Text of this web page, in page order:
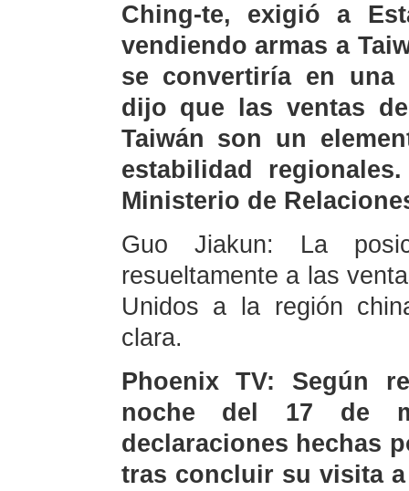
Ching-te, exigió a
vendiendo armas a
se convertiría en una
dijo que las ventas
Taiwán son un
estabilidad
Ministerio de
Guo Jiakun: La
resueltamente a las
Unidos a la región
clara.
Phoenix TV: Según
noche del 17 de
declaraciones hechas
tras concluir su visita